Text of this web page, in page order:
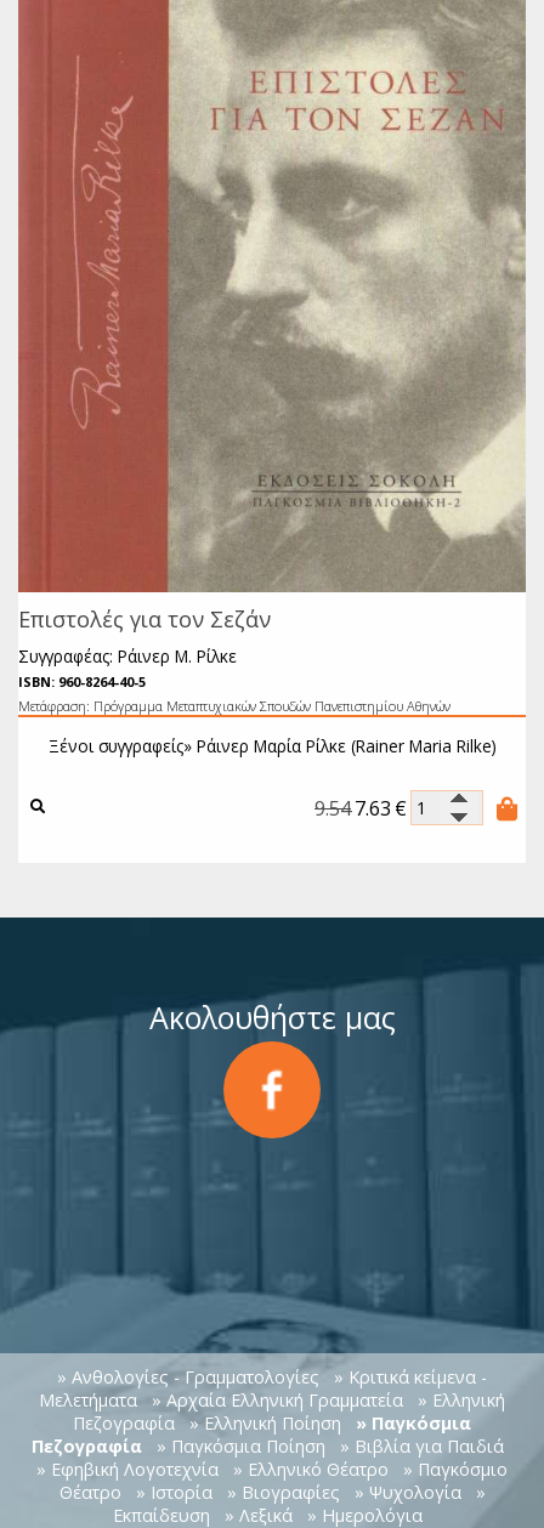
Παγκόσμια Ποίηση
Βιβλία για Παιδιά
Εφηβική Λογοτεχνία
Ελληνικό Θέατρο
Παγκόσμιο Θέατρο
Ιστορία
Βιογραφίες
Ψυχολογία
Εκπαίδευση
Λεξικά
Ημερολόγια
Επιστολές για τον Σεζάν
Συγγραφέας: Ράινερ Μ. Ρίλκε
ISBN: 960-8264-40-5
Μετάφραση: Πρόγραμμα Μεταπτυχιακών Σπουδών Πανεπιστημίου Αθηνών
Ξένοι συγγραφείς»Ράινερ Μαρία Ρίλκε (Rainer Maria Rilke)
9.547.63 €
Ακολουθήστε μας
» Ανθολογίες - Γραμματολογίες
» Κριτικά κείμενα -
Μελετήματα
» Αρχαία Ελληνική Γραμματεία
» Ελληνική
Πεζογραφία
» Ελληνική Ποίηση
» Παγκόσμια
Πεζογραφία
» Παγκόσμια Ποίηση
» Βιβλία για Παιδιά
» Εφηβική Λογοτεχνία
» Ελληνικό Θέατρο
» Παγκόσμιο
Θέατρο
» Ιστορία » Βιογραφίες » Ψυχολογία
»
Εκπαίδευση
» Λεξικά » Ημερολόγια